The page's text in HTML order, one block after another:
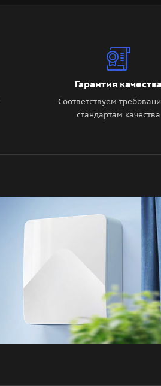
Гарантия качества
Соответствуем
стандартам качества